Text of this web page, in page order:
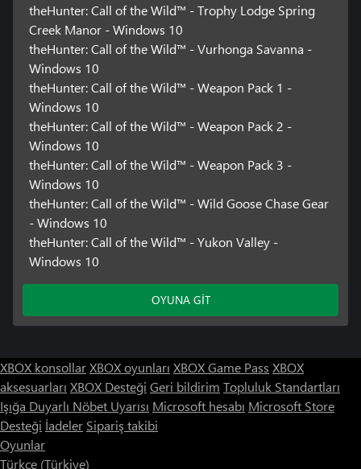
theHunter: Call of the Wild™ - Trophy Lodge Spring
Creek Manor - Windows 10
theHunter: Call of the Wild™ - Vurhonga Savanna -
Windows 10
theHunter: Call of the Wild™ - Weapon Pack 1 -
Windows 10
theHunter: Call of the Wild™ - Weapon Pack 2 -
Windows 10
theHunter: Call of the Wild™ - Weapon Pack 3 -
Windows 10
theHunter: Call of the Wild™ - Wild Goose Chase Gear
- Windows 10
theHunter: Call of the Wild™ - Yukon Valley -
Windows 10
OYUNA GİT
XBOX konsollarXBOX oyunları XBOX Game Pass XBOX
aksesuarları XBOX Desteği Geri bildirim Topluluk Standartları
Işığa Duyarlı Nöbet Uyarısı Microsoft hesabı Microsoft Store
Desteği İadeler Sipariş takibi
Oyunlar
Türkçe (Türkiye)